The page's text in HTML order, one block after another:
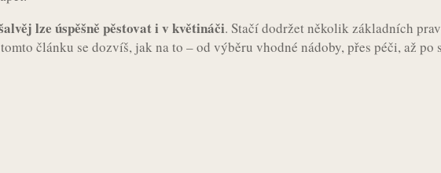
lze úspěšně pěstovat i v květináči. Stačí dodržet několik základních
článku se dozvíš, jak na to – od výběru vhodné nádoby, přes péči, až po